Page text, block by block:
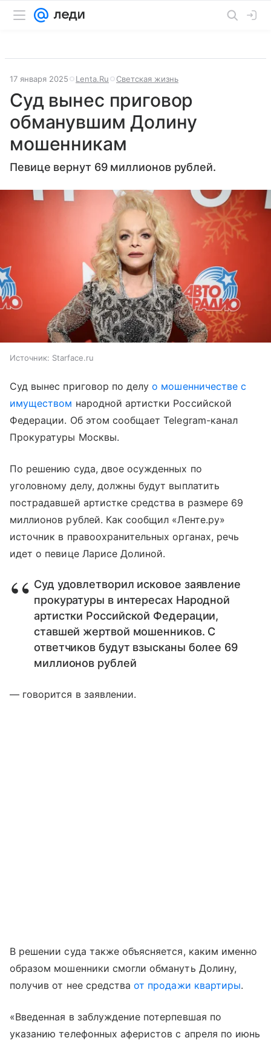
17 января 2025 Lenta.Ru Светская жизнь
Суд вынес приговор
обманувшим Долину
мошенникам
Певице вернут 69 миллионов рублей.
Источник: Starface.ru
Суд вынес приговор по делуо мошенничестве с
имуществом народной артистки Российской
Федерации. Об этом сообщает Telegram-канал
Прокуратуры Москвы.
По решению суда, двое осужденных по
уголовному делу, должны будут выплатить
пострадавшей артистке средства в размере 69
миллионов рублей. Как сообщил «Ленте.ру»
источник в правоохранительных органах, речь
идет о певице Ларисе Долиной.
Суд удовлетворил исковое заявление
прокуратуры в интересах Народной
артистки Российской Федерации,
ставшей жертвой мошенников. С
ответчиков будут взысканы более 69
миллионов рублей
— говорится в заявлении.
В решении суда также объясняется, каким именно
образом мошенники смогли обмануть Долину,
получив от нее средстваот продажи квартиры.
«Введенная в заблуждение потерпевшая по
указанию телефонных аферистов с апреля по июнь